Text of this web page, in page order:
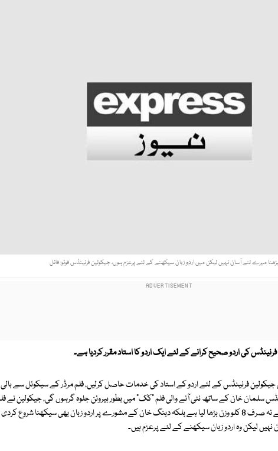
میرے لئے آسان نہيں ليكن میں اردو زبان سيكھنے كے لئے پرعزم ہوں، جيكولين فرنينڈس فوٹو: فائل
کی اردو صحیح کرانے کے لئے ایک اردو کا استاد مقرر کردیا ہے۔
جيكولين فرنينڈس كے لئے اردو کے استاد کی خدمات حاصل کرلیں، فلم مرڈر كے سيكوئل سے
سلمان خان كے ساتھ نئی آنے والی فلم "کک" میں بطور ہيروئن جلوہ گرہوں گی، جيكولين نے
ميں اپنے كردار میں حقيقت كا رنگ بھرنے كے لئے نہ صرف 8 كلو وزن بڑھا ليا ہے بلكہ دبنگ خان كے مشورے پر اردو زبان بھی سيكھنا شروع
نہيں ليكن وہ اردو زبان سيكھنے كے لئے پرعزم ہيں۔